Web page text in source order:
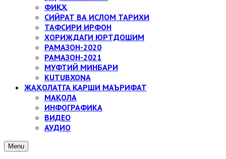
ФИҚҲ
СИЙРАТ ВА ИСЛОМ ТАРИХИ
ТАФСИРИ ИРФОН
ХОРИЖДАГИ ЮРТДОШИМ
РАМАЗОН-2020
РАМАЗОН-2021
МУФТИЙ МИНБАРИ
KUTUBXONA
ЖАҲОЛАТГА ҚАРШИ МАЪРИФАТ
МАҚОЛА
ИНФОГРАФИКА
ВИДЕО
АУДИО
Menu